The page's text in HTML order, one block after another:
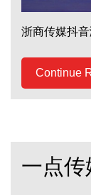
浙商传媒抖
Continue
一点传